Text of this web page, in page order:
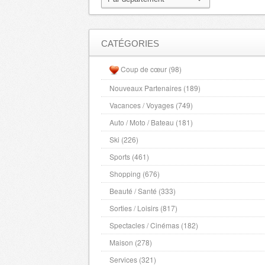
Lot - 46000 , (fr)
Lot et Garonne
Lozere - 48000 , (fr)
Maine et Loire - 49000 , (fr)
Hautes Alpes - 5000 , (fr)
Manche - 50000 , (fr)
Marne - 51000 , (fr)
Haute Marne - 52000 , (fr)
Mayenne
Meurthe et Moselle
Meuse - 55000 , (fr)
Morbihan - 56000 , (fr)
Moselle - 57000 , (fr)
Nievre - 58000 , (fr)
Nord - 59000 , (fr)
Alpes Maritimes - 6000 , (fr)
CATÉGORIES
Coup de cœur (98)
Nouveaux Partenaires (189)
Vacances / Voyages (749)
Auto / Moto / Bateau (181)
Ski (226)
Sports (461)
Shopping (676)
Beauté / Santé (333)
Sorties / Loisirs (817)
Spectacles / Cinémas (182)
Maison (278)
Services (321)